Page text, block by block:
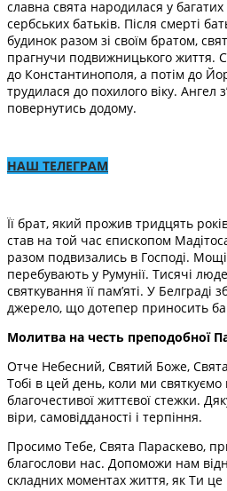
славна свята народилася у
сербських батьків. Після смерті
будинок разом зі своїм братом,
прагнучи подвижницького життя.
до Константинополя, а потім до
трудилася до похилого віку. Ангел
повернутись додому.
НАШ ТЕЛЕГРАМ
Її брат, який прожив тридцять
став на той час єпископом
разом подвизались в Господі.
перебувають у Румунії. Тисячі
святкування її пам’яті. У Белграді
джерело, що дотепер приносить
Молитва на честь преподобної
Отче Небесний, Святий Боже,
Тобі в цей день, коли ми святкуємо
благочестивої життєвої стежки.
віри, самовідданості і терпіння.
Просимо Тебе, Свята Параскево,
благослови нас. Допоможи нам
складних моментах життя, як Ти це